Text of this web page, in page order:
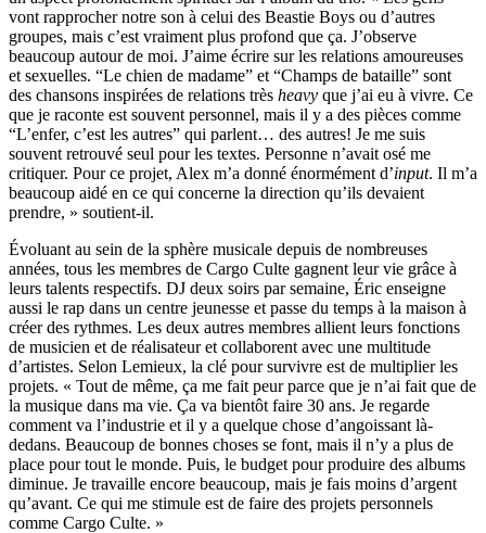
vont rapprocher notre son à celui des Beastie Boys ou d’autres
groupes, mais c’est vraiment plus profond que ça. J’observe
beaucoup autour de moi. J’aime écrire sur les relations amoureuses
et sexuelles. “Le chien de madame” et “Champs de bataille” sont
des chansons inspirées de relations très heavy que j’ai eu à vivre. Ce
que je raconte est souvent personnel, mais il y a des pièces comme
“L’enfer, c’est les autres” qui parlent… des autres! Je me suis
souvent retrouvé seul pour les textes. Personne n’avait osé me
critiquer. Pour ce projet, Alex m’a donné énormément d’input. Il m’a
beaucoup aidé en ce qui concerne la direction qu’ils devaient
prendre, » soutient-il.
Évoluant au sein de la sphère musicale depuis de nombreuses
années, tous les membres de Cargo Culte gagnent leur vie grâce à
leurs talents respectifs. DJ deux soirs par semaine, Éric enseigne
aussi le rap dans un centre jeunesse et passe du temps à la maison à
créer des rythmes. Les deux autres membres allient leurs fonctions
de musicien et de réalisateur et collaborent avec une multitude
d’artistes. Selon Lemieux, la clé pour survivre est de multiplier les
projets. « Tout de même, ça me fait peur parce que je n’ai fait que de
la musique dans ma vie. Ça va bientôt faire 30 ans. Je regarde
comment va l’industrie et il y a quelque chose d’angoissant là-
dedans. Beaucoup de bonnes choses se font, mais il n’y a plus de
place pour tout le monde. Puis, le budget pour produire des albums
diminue. Je travaille encore beaucoup, mais je fais moins d’argent
qu’avant. Ce qui me stimule est de faire des projets personnels
comme Cargo Culte. »